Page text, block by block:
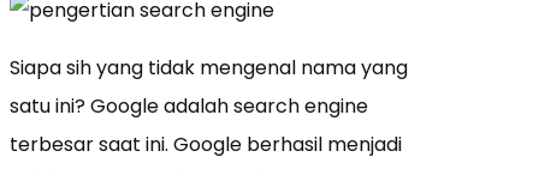
Siapa sih yang tidak mengenal nama yang
satu ini? Google adalah search engine
terbesar saat ini. Google berhasil menjadi